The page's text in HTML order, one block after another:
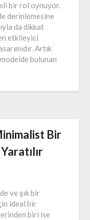
bir rol oynuyor.
derinlemesine
da dikkat
etkileyici
Artık
bulunan
Bir
ve şık bir
ideal bir
biri ise